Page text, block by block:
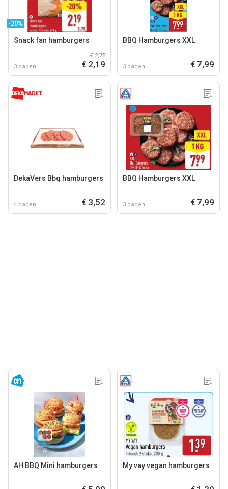
-20%
Snack fan hamburgers
3 dagen
€ 2,75
€ 2,19
BBQ Hamburgers XXL
3 dagen € 7,99
DekaVers Bbq hamburgers
4 dagen € 3,52
BBQ Hamburgers XXL
3 dagen € 7,99
AH BBQ Mini hamburgers My vay vegan hamburgers